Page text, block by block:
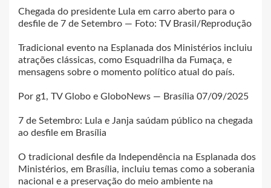
Chegada do presidente Lula em carro aberto para o
desfile de 7 de Setembro — Foto: TV Brasil/Reprodução
Tradicional evento na Esplanada dos Ministérios incluiu
atrações clássicas, como Esquadrilha da Fumaça, e
mensagens sobre o momento político atual do país.
Por g1, TV Globo e GloboNews — Brasília 07/09/2025
7 de Setembro: Lula e Janja saúdam público na chegada
ao desfile em Brasília
O tradicional desfile da Independência na Esplanada dos
Ministérios, em Brasília, incluiu temas como a soberania
nacional e a preservação do meio ambiente na